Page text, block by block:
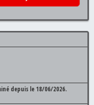
depuis le 18/06/2026.